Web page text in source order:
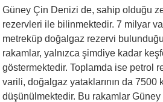
Güney Çin Denizi de, sahip olduğu
rezervleri ile bilinmektedir. 7 milyar
metreküp doğalgaz rezervi
rakamlar, yalnızca şimdiye kadar
göstermektedir. Toplamda ise petrol
varili, doğalgaz yataklarının da 7500
düşünülmektedir. Bu rakamlar